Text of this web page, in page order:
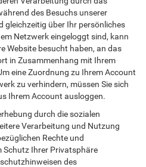
des Besuchs unserer
gleichzeitig über Ihr persönliches
Netzwerk eingeloggt sind, kann
Website besucht haben, an das
in Zusammenhang mit Ihrem
eine Zuordnung zu Ihrem Account
zu verhindern, müssen Sie sich
Ihrem Account ausloggen.
durch die sozialen
Verarbeitung und Nutzung
Rechte und
Schutz Ihrer Privatsphäre
des